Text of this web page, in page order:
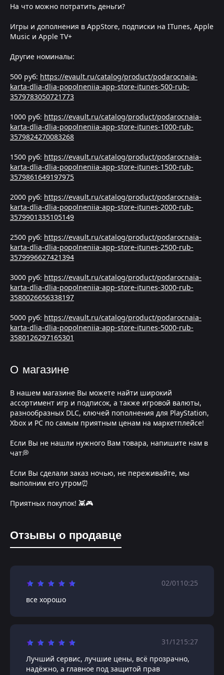
На что можно потратить деньги?
Игры и дополнения в AppStore, подписки на ITunes, Apple
Music и Apple TV+
Другие номиналы:
500 руб: https://evault.ru/catalog/product/podarocnaia-
karta-dlia-dlia-popolneniia-app-store-itunes-500-rub-
3579783050721773
1000 руб: https://evault.ru/catalog/product/podarocnaia-
karta-dlia-dlia-popolneniia-app-store-itunes-1000-rub-
3579824270083268
1500 руб: https://evault.ru/catalog/product/podarocnaia-
karta-dlia-dlia-popolneniia-app-store-itunes-1500-rub-
3579861649197975
2000 руб: https://evault.ru/catalog/product/podarocnaia-
karta-dlia-dlia-popolneniia-app-store-itunes-2000-rub-
3579901335105149
2500 руб: https://evault.ru/catalog/product/podarocnaia-
karta-dlia-dlia-popolneniia-app-store-itunes-2500-rub-
3579996627421394
3000 руб: https://evault.ru/catalog/product/podarocnaia-
karta-dlia-dlia-popolneniia-app-store-itunes-3000-rub-
3580026656338197
5000 руб: https://evault.ru/catalog/product/podarocnaia-
karta-dlia-dlia-popolneniia-app-store-itunes-5000-rub-
3580126297165301
О магазине
В нашем магазине Вы можете найти широкий
ассортимент игр и подписок, а также игровой валюты,
разнообразных DLC, ключей пополнения для PlayStation,
Xbox и PC по самым приятным ценам на маркетплейсе!
Если Вы не нашли нужного Вам товара, напишите нам в
чат💭
Если Вы сделали заказ ночью, не переживайте, мы
выполним его утром⏰
Приятных покупок! 👾🎮
Отзывы о продавце
02/01 10:25
все хорошо
31/1215:27
Лучший сервис, лучшие цены, всё прозрачно,
надёжно, а главное под защитой прав